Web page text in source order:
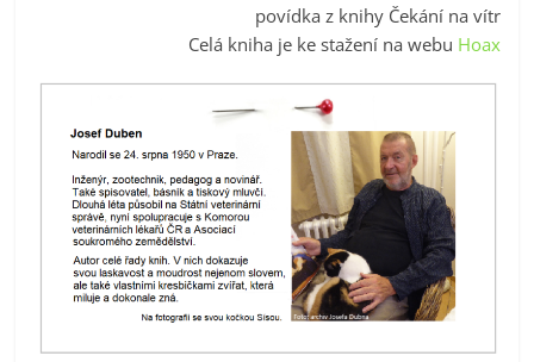
povídka z knihy Čekání na vítr
Celá kniha je ke stažení na webu Hoax